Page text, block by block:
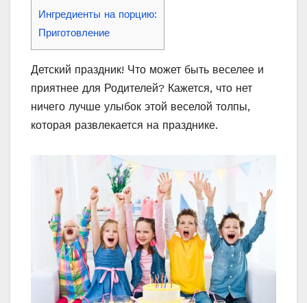
Ингредиенты на порцию:
Приготовление
Детский праздник! Что может быть веселее и
приятнее для Родителей? Кажется, что нет
ничего лучше улыбок этой веселой толпы,
которая развлекается на празднике.